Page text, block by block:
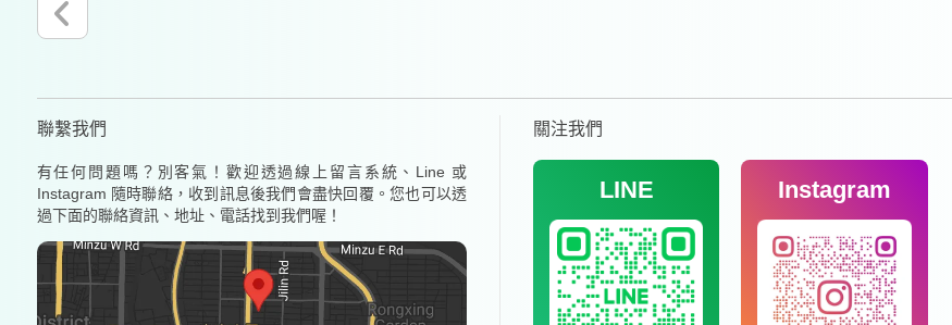
聯繫我們
有任何問題嗎？別客氣！歡迎透過線上留言系統、Line 或
Instagram 隨時聯絡，收到訊息後我們會盡快回覆。您也可以透
過下面的聯絡資訊、地址、電話找到我們喔！
關注我們
LINE Instagram